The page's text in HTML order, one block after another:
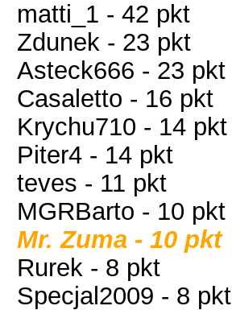
matti_1 - 42 pkt
Zdunek - 23 pkt
Asteck666 - 23 pkt
Casaletto - 16 pkt
Krychu710 - 14 pkt
Piter4 - 14 pkt
teves - 11 pkt
MGRBarto - 10 pkt
Mr. Zuma - 10 pkt
Rurek - 8 pkt
Specjal2009 - 8 pkt